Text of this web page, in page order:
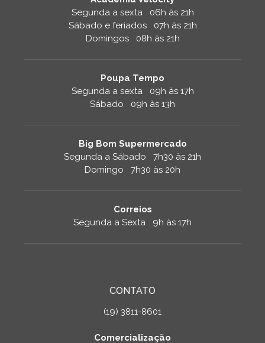
Segunda a sexta 06h às 21h
Sábado e feriados 07h às 21h
Domingos 08h às 21h
Poupa Tempo
Segunda a sexta 09h às 17h
Sábado 09h às 13h
Big Bom Supermercado
Segunda a Sábado 7h30 às 21h
Domingo 7h30 às 20h
Correios
Segunda a Sexta 9h às 17h
CONTATO
(19) 3811-8601
Comercialização